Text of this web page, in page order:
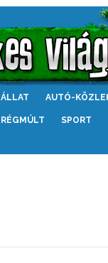
ÁLLAT AUTÓ-
RÉGMÚLT SPORT